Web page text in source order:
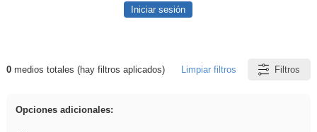
Iniciar sesión
Resultados de: Binnorie
0medios totales (hay filtros aplicados) Limpiar filtros Filtros
Opciones adicionales: